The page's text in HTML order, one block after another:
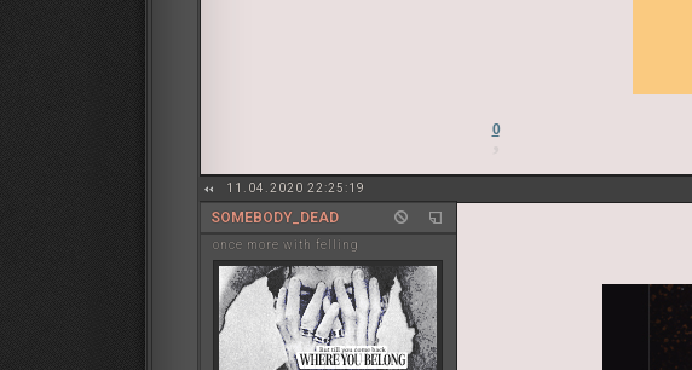
0
11.04.2020 22:25:19
SOMEBODY_DEAD
once more with felling